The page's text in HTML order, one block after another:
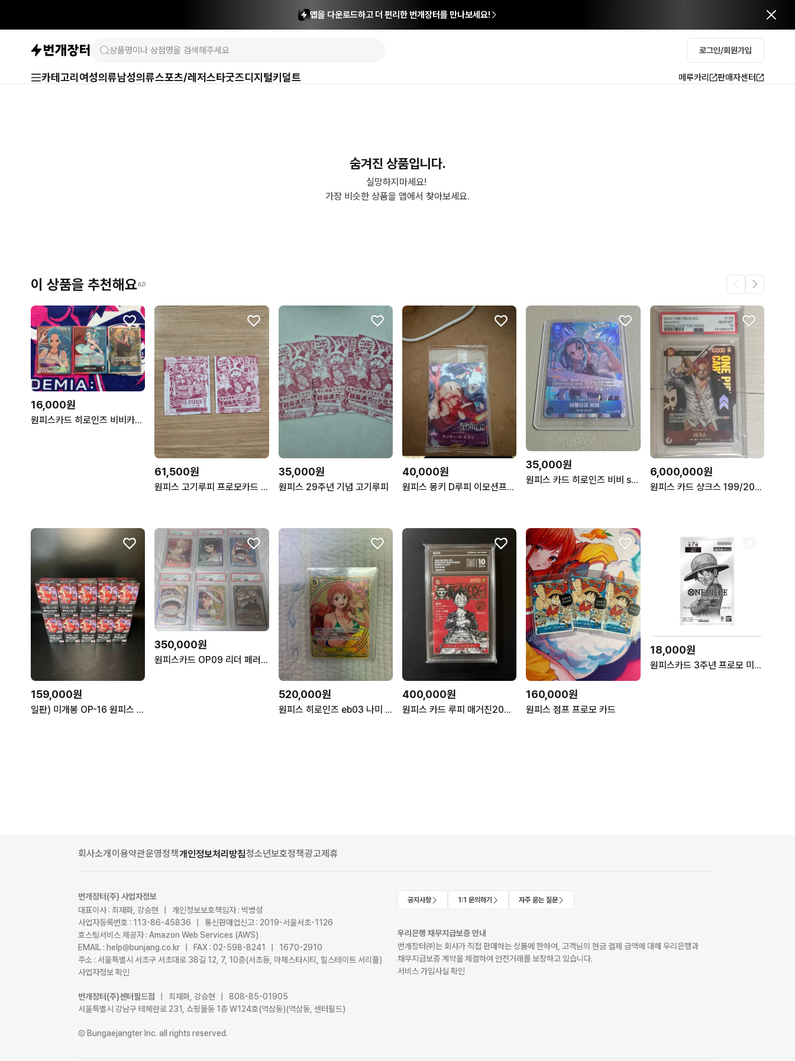
앱을 다운로드하고 더 편리한 번개장터를 만나보세요!
로그인/회원가입
카테고리 여성의류남성의류스포츠/레저스타굿즈디지털키덜트 메루카리 판매자센터
숨겨진 상품입니다.
실망하지마세요!
가장 비슷한 상품을 앱에서 찾아보세요.
이 상품을 추천해요AD
16,000원
원피스카드 히로인즈 비비카드 일괄로 판매합니다.
61,500원
원피스 고기루피 프로모카드 2팩(미개봉)(새팩)
35,000원
원피스 29주년 기념 고기루피
40,000원
원피스 몽키 D루피 이모션프로모 카드 팝니다!
35,000원
원피스 카드 히로인즈 비비 sr페레
6,000,000원
원피스 카드 샹크스 199/200 PSA 10 10000
159,000원
일판) 미개봉 OP-16 원피스 카드
350,000원
원피스카드 OP09 리더 페러럴 PSA10 x4 PSA 9 x 1
520,000원
원피스 히로인즈 eb03 나미 sp
400,000원
원피스 카드 루피 매거진20호 10등급 카드 팝니다.
160,000원
원피스 점프 프로모 카드
18,000원
원피스카드 3주년 프로모 미개봉팩
회사소개이용약관운영정책개인정보처리방침청소년보호정책광고제휴
번개장터(주) 사업자정보
대표이사 : 최재화, 강승현 | 개인정보보호책임자 : 박병성
사업자등록번호 : 113-86-45836 | 통신판매업신고 : 2019-서울서초-1126
호스팅서비스 제공자 : Amazon Web Services (AWS)
EMAIL : help@bunjang.co.kr | FAX : 02-598-8241 | 1670-2910
주소 : 서울특별시 서초구 서초대로 38길 12, 7, 10층(서초동, 마제스타시티, 힐스테이트 서리풀)
사업자정보 확인
번개장터(주)센터필드점
| 최재화, 강승현 | 808-85-01905
서울특별시 강남구 테헤란로 231, 쇼핑몰동 1층 W124호(역삼동)(역삼동, 센터필드)
Ⓒ Bungaejangter Inc. all rights reserved.
공지사항 1:1 문의하기 자주 묻는 질문
우리은행 채무지급보증 안내
번개장터㈜는 회사가 직접 판매하는 상품에 한하여, 고객님의 현금 결제 금액에 대해 우리은행과
채무지급보증 계약을 체결하여 안전거래를 보장하고 있습니다.
서비스 가입사실 확인